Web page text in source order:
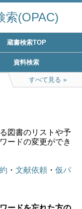
索(OPAC)
蔵書検索TOP
資料検索
すべて見る
図書のリストや予
ードの変更ができ
・ 文献依頼 ・ 仮パ